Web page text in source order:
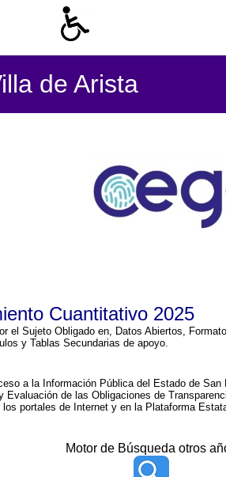
de Arista
Cuantitativo 2025
el Sujeto Obligado en, Datos Abiertos,
y Tablas Secundarias de apoyo.
a la Información Pública del Estado de
Evaluación de las Obligaciones de
portales de Internet y en la Plataforma
Motor de Búsqueda otros